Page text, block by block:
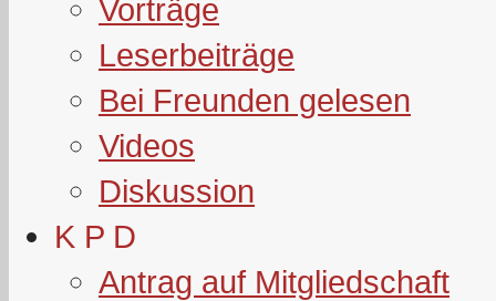
Vorträge
Leserbeiträge
Bei Freunden gelesen
Videos
Diskussion
K P D
Antrag auf Mitgliedschaft